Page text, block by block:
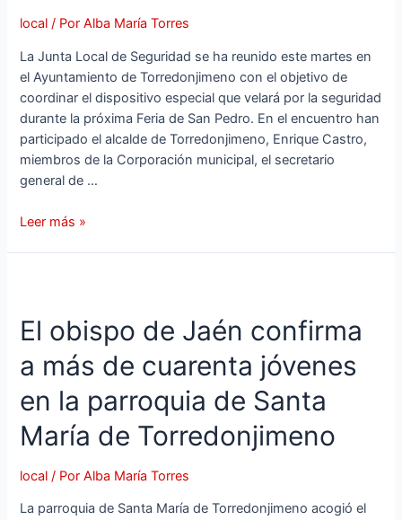
local / PorAlba María Torres
La Junta Local de Seguridad se ha reunido este martes en
el Ayuntamiento de Torredonjimeno con el objetivo de
coordinar el dispositivo especial que velará por la seguridad
durante la próxima Feria de San Pedro. En el encuentro han
participado el alcalde de Torredonjimeno, Enrique Castro,
miembros de la Corporación municipal, el secretario
general de …
Leer más »
El obispo de Jaén confirma
a más de cuarenta jóvenes
en la parroquia de Santa
María de Torredonjimeno
local / PorAlba María Torres
La parroquia de Santa María de Torredonjimeno acogió el